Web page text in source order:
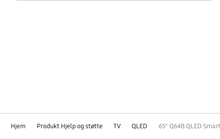
Hjem Produkt Hjelp og støtte TV QLED 65" Q64B QLED